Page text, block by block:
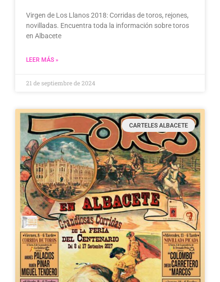
Virgen de Los Llanos 2018: Corridas de toros, rejones,
novilladas. Encuentra toda la información sobre toros
en Albacete
LEER MÁS »
21 de septiembre de 2024
CARTELES ALBACETE